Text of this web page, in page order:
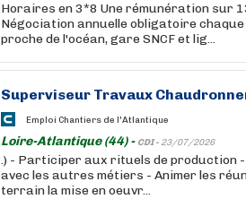
Horaires en 3*8 Une rémunération sur
Négociation annuelle obligatoire
proche de l'océan, gare SNCF et lig...
Superviseur Travaux
Emploi Chantiers de l'Atlantique
Loire-Atlantique (44) - CDI - 23/07/2026
.) - Participer aux rituels de production
avec les autres métiers - Animer les
terrain la mise en oeuvr...